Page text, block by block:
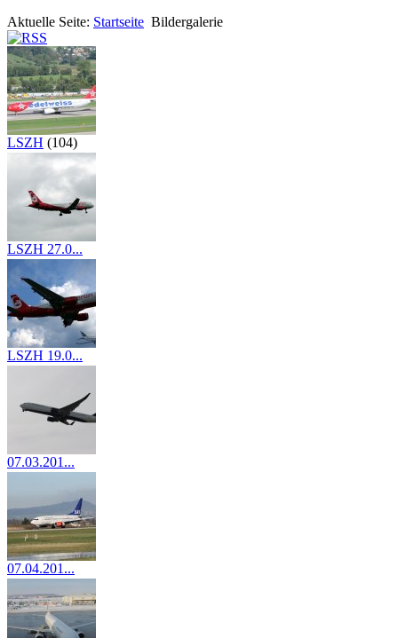
Aktuelle Seite: Startseite Bildergalerie
LSZH (104)
LSZH 27.0...
(19)
LSZH 19.0...
07.03.201...
07.04.201...